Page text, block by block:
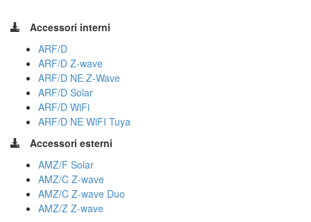
Accessori interni
ARF/D
ARF/D Z-wave
ARF/D NE Z-Wave
ARF/D Solar
ARF/D WiFi
ARF/D NE WiFI Tuya
Accessori esterni
AMZ/F Solar
AMZ/C Z-wave
AMZ/C Z-wave Duo
AMZ/Z Z-wave